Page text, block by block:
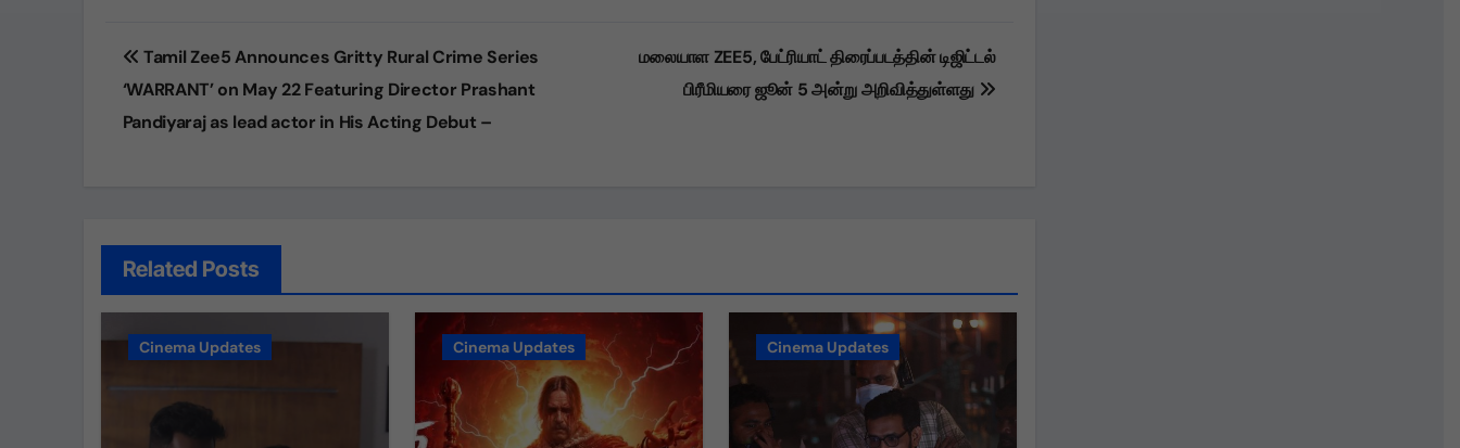
Post
navigation
Tamil Zee5 Announces Gritty Rural Crime Series
‘WARRANT’ on May 22 Featuring Director Prashant
Pandiyaraj as lead actor in His Acting Debut –
மலையாள ZEE5, பேட்ரியாட் திரைப்படத்தின் டிஜிட்டல்
பிரீமியரை ஜூன் 5 அன்று அறிவித்துள்ளது
Related Posts
Cinema Updates Cinema Updates Cinema Updates